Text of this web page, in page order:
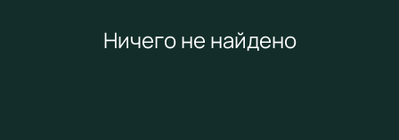
Ничего не найдено